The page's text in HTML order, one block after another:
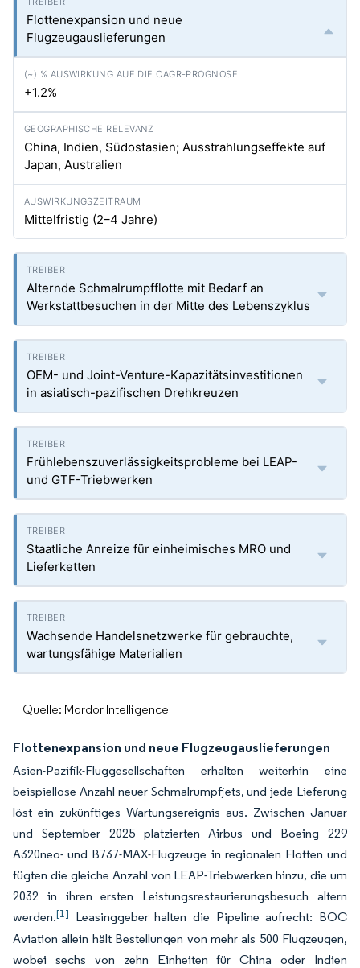
Flottenexpansion und neue
Flugzeugauslieferungen
+1.2%
China, Indien, Südostasien; Ausstrahlungseffekte auf
Japan, Australien
Mittelfristig (2–4 Jahre)
Alternde Schmalrumpfflotte mit Bedarf an
Werkstattbesuchen in der Mitte des Lebenszyklus
OEM- und Joint-Venture-Kapazitätsinvestitionen
in asiatisch-pazifischen Drehkreuzen
Frühlebenszuverlässigkeitsprobleme bei LEAP-
und GTF-Triebwerken
Staatliche Anreize für einheimisches MRO und
Lieferketten
Wachsende Handelsnetzwerke für gebrauchte,
wartungsfähige Materialien
Quelle: Mordor Intelligence
Flottenexpansion und neue Flugzeugauslieferungen
Asien-Pazifik-Fluggesellschaften erhalten weiterhin eine
beispiellose Anzahl neuer Schmalrumpfjets, und jede Lieferung
löst ein zukünftiges Wartungsereignis aus. Zwischen Januar
und September 2025 platzierten Airbus und Boeing 229
A320neo- und B737-MAX-Flugzeuge in regionalen Flotten und
fügten die gleiche Anzahl von LEAP-Triebwerken hinzu, die um
2032 in ihren ersten Leistungsrestaurierungsbesuch altern
werden.[1] Leasinggeber halten die Pipeline aufrecht: BOC
Aviation allein hält Bestellungen von mehr als 500 Flugzeugen,
wobei sechs von zehn Einheiten für China oder Indien